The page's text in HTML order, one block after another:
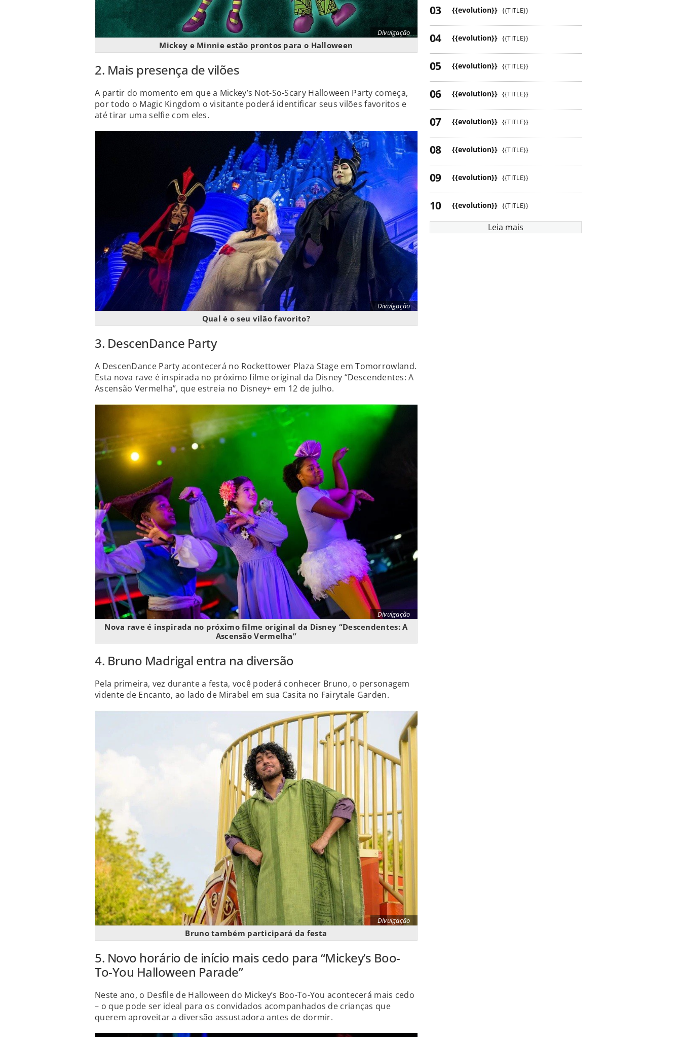
Divulgação
Mickey e Minnie estão prontos para o Halloween
2. Mais presença de vilões
A partir do momento em que a Mickey’s Not-So-Scary Halloween Party começa,
por todo o Magic Kingdom o visitante poderá identificar seus vilões favoritos e
até tirar uma selfie com eles.
Divulgação
Qual é o seu vilão favorito?
3. DescenDance Party
A DescenDance Party acontecerá no Rockettower Plaza Stage em Tomorrowland.
Esta nova rave é inspirada no próximo filme original da Disney “Descendentes: A
Ascensão Vermelha”, que estreia no Disney+ em 12 de julho.
Divulgação
Nova rave é inspirada no próximo filme original da Disney “Descendentes: A
Ascensão Vermelha”
4. Bruno Madrigal entra na diversão
Pela primeira, vez durante a festa, você poderá conhecer Bruno, o personagem
vidente de Encanto, ao lado de Mirabel em sua Casita no Fairytale Garden.
Divulgação
Bruno também participará da festa
5. Novo horário de início mais cedo para “Mickey’s Boo-
To-You Halloween Parade”
Neste ano, o Desfile de Halloween do Mickey’s Boo-To-You acontecerá mais cedo
– o que pode ser ideal para os convidados acompanhados de crianças que
querem aproveitar a diversão assustadora antes de dormir.
{{evolution}} {{TITLE}}
{{evolution}} {{TITLE}}
{{evolution}} {{TITLE}}
{{evolution}} {{TITLE}}
{{evolution}} {{TITLE}}
{{evolution}} {{TITLE}}
{{evolution}} {{TITLE}}
{{evolution}} {{TITLE}}
Leia mais